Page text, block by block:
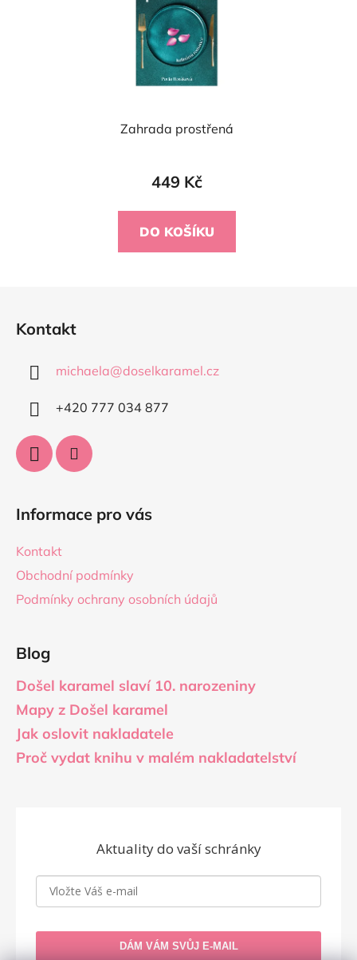
Zahrada prostřená
449 Kč
DO KOŠÍKU
Kontakt
michaela@doselkaramel.cz
+420 777 034 877​
Informace pro vás
Kontakt
Obchodní podmínky
Podmínky ochrany osobních údajů
Blog
Došel karamel slaví 10. narozeniny
Mapy z Došel karamel
Jak oslovit nakladatele
Proč vydat knihu v malém nakladatelství
Aktuality do vaší schránky
DÁM VÁM SVŮJ E-MAIL